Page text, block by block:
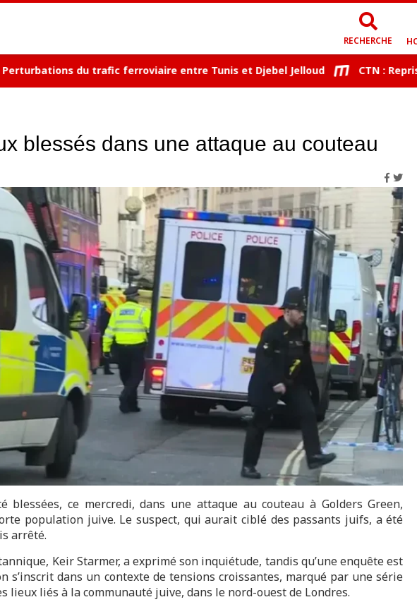
RECHERCHE
du trafic ferroviaire entre Tunis et Djebel Jelloud CTN : Reprise
blessés dans une attaque au couteau
blessées, ce mercredi, dans une attaque au couteau à Golders Green,
population juive. Le suspect, qui aurait ciblé des passants juifs, a été
arrêté.
Keir Starmer, a exprimé son inquiétude, tandis qu’une enquête est
s’inscrit dans un contexte de tensions croissantes, marqué par une série
lieux liés à la communauté juive, dans le nord-ouest de Londres.